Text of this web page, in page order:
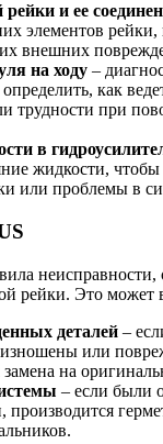
и ее
элементов рейки,
внешних
на ходу –
как
трудности при
в
жидкости,
или проблемы в
рейки. Это может
деталей –
или
на
– если были